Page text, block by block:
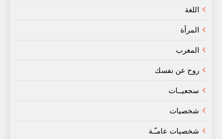
اللغة
المرأة
المغرب
روح عن نفسك
سجعيــات
شخصيات
شخصيات عامـّـة